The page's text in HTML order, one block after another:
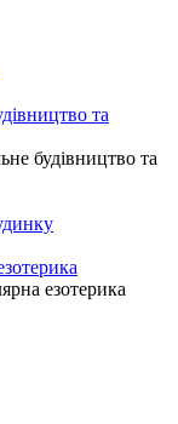
та
будівництво та
езотерика